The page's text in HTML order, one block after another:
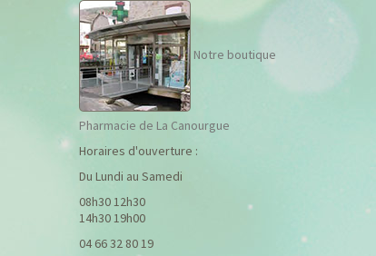
Notre boutique
Pharmacie de La Canourgue
Horaires d'ouverture :
Du Lundi au Samedi
08h30 12h30
14h30 19h00
04 66 32 80 19